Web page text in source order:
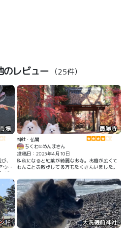
のレビュー （25件）
場
、
ウト
歩
最勝寺
神社・仏閣
ちくわtoめんまさん
投稿日：2025年4月10日
📝秋になると紅葉が綺麗なお寺。お庭が広くて
わんことお散歩してる方もたくさんいました。
ド 大洗磯前神社